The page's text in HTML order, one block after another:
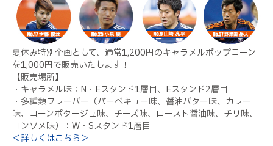
夏休み特別企画として、通常1,200円のキャラメルポップコーン
を1,000円で販売いたします！
【販売場所】
・キャラメル味：N・Eスタンド1層目、Eスタンド2層目
・多種類フレーバー（バーベキュー味、醤油バター味、カレー
味、コーンポタージュ味、チーズ味、ロースト醤油味、チリ味、
コンソメ味）：W・Sスタンド1層目
＜詳しくはこちら＞